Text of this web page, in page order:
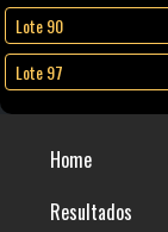
Lote 90
Lote 97
Home
Resultados